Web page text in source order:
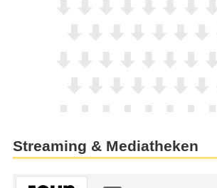
Streaming & Mediatheken